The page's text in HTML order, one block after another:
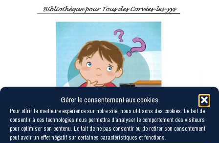
Gérer le consentement aux cookies
Pour offrir la meilleure expérience sur notre site, nous utilisons des cookies. Le fait de
consentir à ces technologies nous permettra d'analyser le comportement des visiteurs
pour optimiser son contenu. Le fait de ne pas consentir ou de retirer son consentement
peut avoir un effet négatif sur certaines caractéristiques et fonctions.